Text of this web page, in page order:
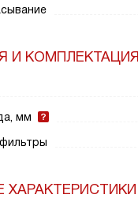
И КОМПЛЕКТАЦИЯ
мм
ХАРАКТЕРИСТИКИ